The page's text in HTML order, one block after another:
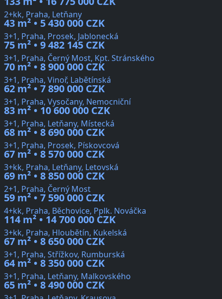
2+kk, Praha, Letňany
43 m² • 5 430 000 CZK
3+1, Praha, Prosek, Jablonecká
75 m² • 9 482 145 CZK
3+1, Praha, Černý Most, Kpt. Stránského
70 m² • 8 900 000 CZK
3+1, Praha, Vinoř, Labětínská
62 m² • 7 890 000 CZK
3+1, Praha, Vysočany, Nemocniční
83 m² • 10 600 000 CZK
3+1, Praha, Letňany, Místecká
68 m² • 8 690 000 CZK
3+1, Praha, Prosek, Pískovcová
67 m² • 8 570 000 CZK
3+kk, Praha, Letňany, Letovská
69 m² • 8 850 000 CZK
2+1, Praha, Černý Most
59 m² • 7 590 000 CZK
4+kk, Praha, Běchovice, Pplk. Nováčka
114 m² • 14 700 000 CZK
3+kk, Praha, Hloubětín, Kukelská
67 m² • 8 650 000 CZK
3+1, Praha, Střížkov, Rumburská
64 m² • 8 350 000 CZK
3+1, Praha, Letňany, Malkovského
65 m² • 8 490 000 CZK